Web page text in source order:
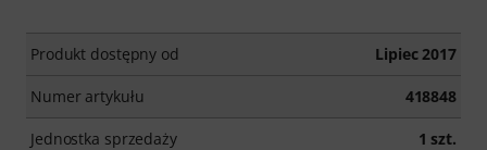
Produkt dostępny od Lipiec 2017
Numer artykułu 418848
Jednostka sprzedaży 1 szt.